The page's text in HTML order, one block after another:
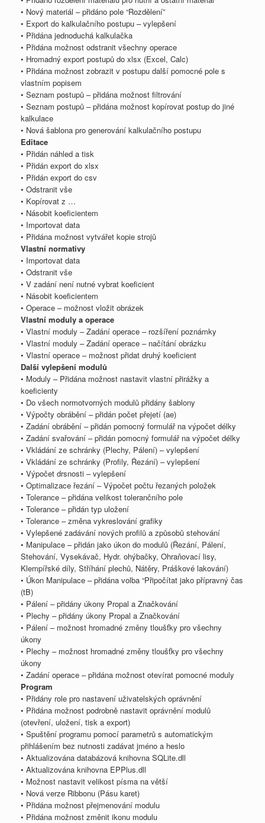
• Nový materiál – přidáno pole “Rozdělení”
• Export do kalkulačního postupu – vylepšení
• Přidána jednoduchá kalkulačka
• Přidána možnost odstranit všechny operace
• Hromadný export postupů do xlsx (Excel, Calc)
• Přidána možnost zobrazit v postupu další pomocné pole s
vlastním popisem
• Seznam postupů – přidána možnost filtrování
• Seznam postupů – přidána možnost kopírovat postup do jiné
kalkulace
• Nová šablona pro generování kalkulačního postupu
Editace
• Přidán náhled a tisk
• Přidán export do xlsx
• Přidán export do csv
• Odstranit vše
• Kopírovat z …
• Násobit koeficientem
• Importovat data
• Přidána možnost vytvářet kopie strojů
Vlastní normativy
• Importovat data
• Odstranit vše
• V zadání není nutné vybrat koeficient
• Násobit koeficientem
• Operace – možnost vložit obrázek
Vlastní moduly a operace
• Vlastní moduly – Zadání operace – rozšíření poznámky
• Vlastní moduly – Zadání operace – načítání obrázku
• Vlastní operace – možnost přidat druhý koeficient
Další vylepšení modulů
• Moduly – Přidána možnost nastavit vlastní přirážky a
koeficienty
• Do všech normotvorných modulů přidány šablony
• Výpočty obrábění – přidán počet přejetí (ae)
• Zadání obrábění – přidán pomocný formulář na výpočet délky
• Zadání svařování – přidán pomocný formulář na výpočet délky
• Vkládání ze schránky (Plechy, Pálení) – vylepšení
• Vkládání ze schránky (Profily, Řezání) – vylepšení
• Výpočet drsnosti – vylepšení
• Optimalizace řezání – Výpočet počtu řezaných položek
• Tolerance – přidána velikost tolerančního pole
• Tolerance – přidán typ uložení
• Tolerance – změna vykreslování grafiky
• Vylepšené zadávání nových profilů a způsobů stehování
• Manipulace – přidán jako úkon do modulů (Řezání, Pálení,
Stehování, Vysekávač, Hydr. ohýbačky, Ohraňovací lisy,
Klempířské díly, Stříhání plechů, Nátěry, Práškové lakování)
• Úkon Manipulace – přidána volba “Připočítat jako přípravný čas
(tB)
• Pálení – přidány úkony Propal a Značkování
• Plechy – přidány úkony Propal a Značkování
• Pálení – možnost hromadné změny tloušťky pro všechny
úkony
• Plechy – možnost hromadné změny tloušťky pro všechny
úkony
• Zadání operace – přidána možnost otevírat pomocné moduly
Program
• Přidány role pro nastavení uživatelských oprávnění
• Přidána možnost podrobně nastavit oprávnění modulů
(otevření, uložení, tisk a export)
• Spuštění programu pomocí parametrů s automatickým
přihlášením bez nutnosti zadávat jméno a heslo
• Aktualizována databázová knihovna SQLite.dll
• Aktualizována knihovna EPPlus.dll
• Možnost nastavit velikost písma na větší
• Nová verze Ribbonu (Pásu karet)
• Přidána možnost přejmenování modulu
• Přidána možnost změnit ikonu modulu